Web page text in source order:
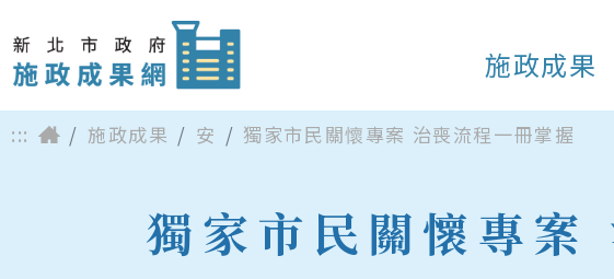
施政成果
::: 施政成果 安 獨家市民關懷專案 治喪流程一冊掌握
獨家市民關懷專案